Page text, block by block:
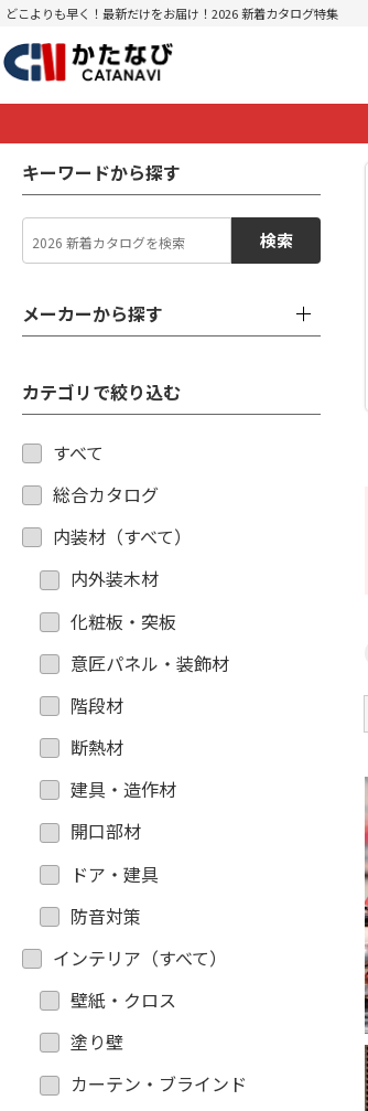
どこよりも早く！最新だけをお届け！2026 新着カタログ特集
キーワードから探す
検索
メーカーから探す
カテゴリで絞り込む
すべて
総合カタログ
内装材（すべて）
内外装木材
化粧板・突板
意匠パネル・装飾材
階段材
断熱材
建具・造作材
開口部材
ドア・建具
防音対策
インテリア（すべて）
壁紙・クロス
塗り壁
カーテン・ブラインド